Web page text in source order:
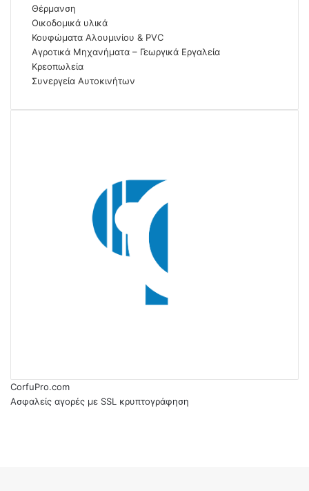
Θέρμανση
Οικοδομικά υλικά
Κουφώματα Αλουμινίου & PVC
Αγροτικά Μηχανήματα – Γεωργικά Εργαλεία
Κρεοπωλεία
Συνεργεία Αυτοκινήτων
CorfuPro.com
Ασφαλείς αγορές με SSL κρυπτογράφηση